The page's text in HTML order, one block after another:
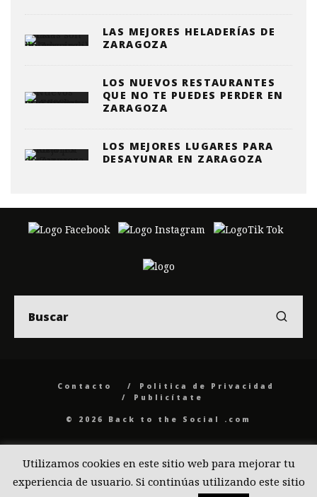
LAS MEJORES HELADERÍAS DE
ZARAGOZA
LOS NUEVOS RESTAURANTES
QUE NO TE PUEDES PERDER EN
ZARAGOZA
LOS MEJORES LUGARES PARA
DESAYUNAR EN ZARAGOZA
Contacto
Politica de Privacidad
Publicítate
© 2026 Back to the Social .com
Utilizamos cookies en este sitio web para mejorar tu
experiencia de usuario. Si continúas utilizando este sitio